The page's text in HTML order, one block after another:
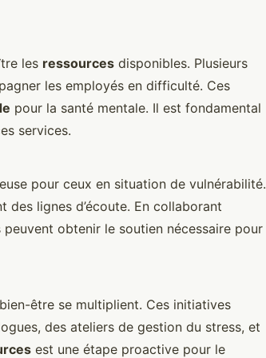
les ressources disponibles. Plusieurs
les employés en difficulté. Ces
pour la santé mentale. Il est fondamental
services.
pour ceux en situation de vulnérabilité.
lignes d’écoute. En collaborant
obtenir le soutien nécessaire pour
être se multiplient. Ces initiatives
des ateliers de gestion du stress, et
est une étape proactive pour le